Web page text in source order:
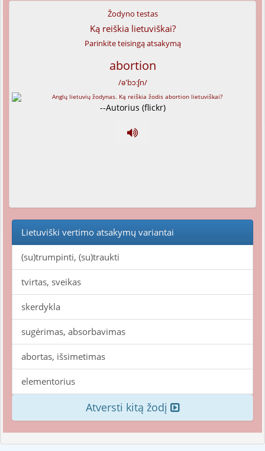
Žodyno testas
Ką reiškia lietuviškai?
Parinkite teisingą atsakymą
abortion
/ə'bɔ:ʃn/
--Autorius (flickr)
Lietuviški vertimo atsakymų variantai
(su)trumpinti, (su)traukti
tvirtas, sveikas
skerdykla
sugėrimas, absorbavimas
abortas, išsimetimas
elementorius
Atversti kitą žodį